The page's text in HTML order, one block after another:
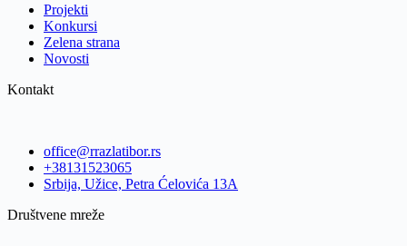
Projekti
Konkursi
Zelena strana
Novosti
Kontakt
office@rrazlatibor.rs
+38131523065
Srbija, Užice, Petra Ćelovića 13A
Društvene mreže